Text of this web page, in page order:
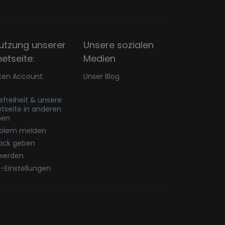
unserer
Account
& unsere
in anderen
melden
geben
Einstellungen
Unsere sozialen
Medien
Unser Blog